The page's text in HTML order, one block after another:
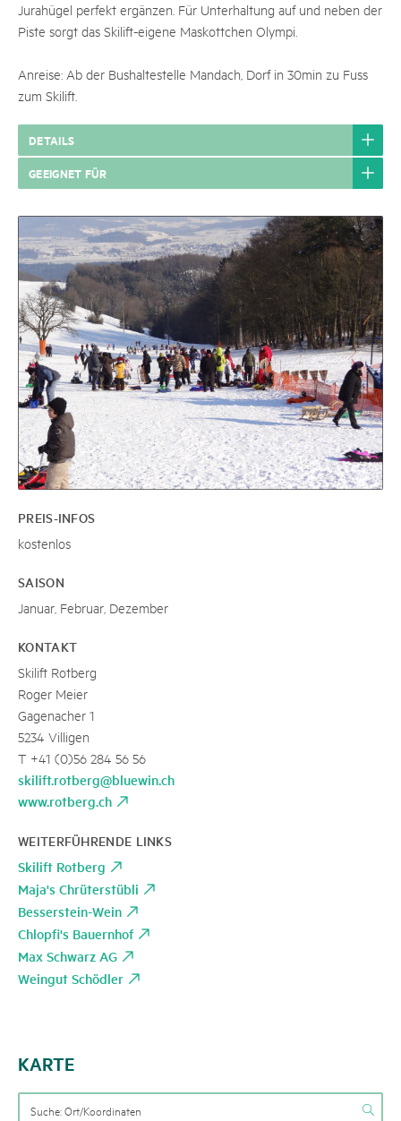
Jurahügel perfekt ergänzen. Für Unterhaltung auf und neben der
Piste sorgt das Skilift-eigene Maskottchen Olympi.
Anreise: Ab der Bushaltestelle Mandach, Dorf in 30min zu Fuss
zum Skilift.
DETAILS
GEEIGNET FÜR
PREIS-INFOS
kostenlos
SAISON
Januar, Februar, Dezember
KONTAKT
Skilift Rotberg
Roger Meier
Gagenacher 1
5234 Villigen
T +41 (0)56 284 56 56
skilift.rotberg@bluewin.ch
www.rotberg.ch
WEITERFÜHRENDE LINKS
Skilift Rotberg
Maja's Chrüterstübli
Besserstein-Wein
Chlopfi's Bauernhof
Max Schwarz AG
Weingut Schödler
KARTE